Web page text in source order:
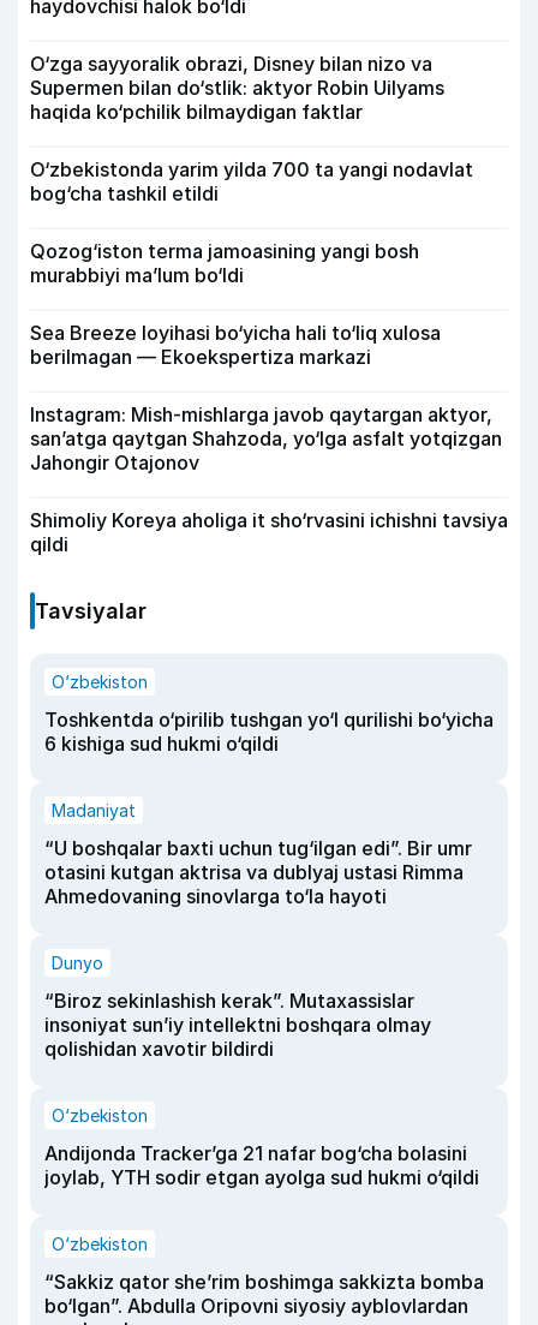
haydovchisi halok bo‘ldi
O‘zga sayyoralik obrazi, Disney bilan nizo va
Supermen bilan do‘stlik: aktyor Robin Uilyams
haqida ko‘pchilik bilmaydigan faktlar
O‘zbekistonda yarim yilda 700 ta yangi nodavlat
bog‘cha tashkil etildi
Qozog‘iston terma jamoasining yangi bosh
murabbiyi ma’lum bo‘ldi
Sea Breeze loyihasi bo‘yicha hali to‘liq xulosa
berilmagan — Ekoekspertiza markazi
Instagram: Mish-mishlarga javob qaytargan aktyor,
san’atga qaytgan Shahzoda, yo‘lga asfalt yotqizgan
Jahongir Otajonov
Shimoliy Koreya aholiga it sho‘rvasini ichishni tavsiya
qildi
Tavsiyalar
O‘zbekiston
Toshkentda o‘pirilib tushgan yo‘l qurilishi bo‘yicha
6 kishiga sud hukmi o‘qildi
Madaniyat
“U boshqalar baxti uchun tug‘ilgan edi”. Bir umr
otasini kutgan aktrisa va dublyaj ustasi Rimma
Ahmedovaning sinovlarga to‘la hayoti
Dunyo
“Biroz sekinlashish kerak”. Mutaxassislar
insoniyat sun’iy intellektni boshqara olmay
qolishidan xavotir bildirdi
O‘zbekiston
Andijonda Tracker’ga 21 nafar bog‘cha bolasini
joylab, YTH sodir etgan ayolga sud hukmi o‘qildi
O‘zbekiston
“Sakkiz qator she’rim boshimga sakkizta bomba
bo‘lgan”. Abdulla Oripovni siyosiy ayblovlardan